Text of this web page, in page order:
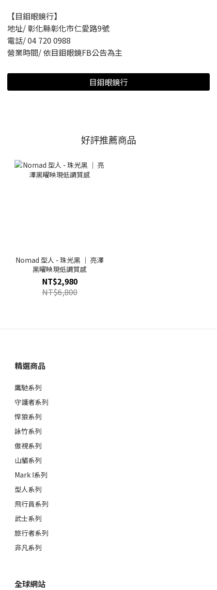
【目鉬眼鏡行】
地址/ 彰化縣彰化市仁愛路9號
電話/ 04 720 0988
營業時間/ 依目鉬眼鏡FB公告為主
目鉬眼鏡行
好評推薦商品
Nomad 型人 - 珠光黑 ｜ 亮澤
黑曜映現低調質感
NT$2,980
NT$6,800
精選商品
鷹馳系列
守護者系列
悍狼系列
詠竹系列
傲視系列
山貓系列
Mark I系列
型人系列
飛行員系列
武士系列
旅行者系列
非凡系列
全球網站